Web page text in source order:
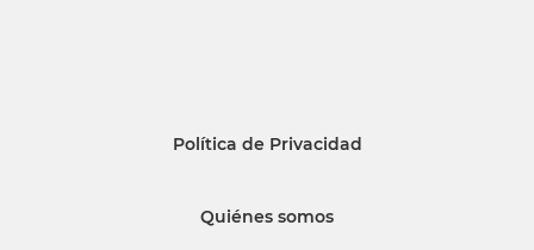
Política de Privacidad
Quiénes somos